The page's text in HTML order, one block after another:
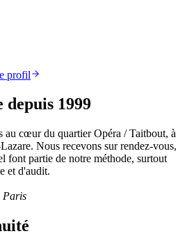
profil
depuis 1999
au cœur du quartier Opéra / Taitbout, à
Nous recevons sur rendez-vous,
font partie de notre méthode, surtout
et d'audit.
Paris